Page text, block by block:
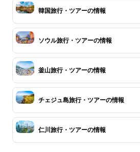
韓国旅行・ツアーの情報
ソウル旅行・ツアーの情報
釜山旅行・ツアーの情報
チェジュ島旅行・ツアーの情報
仁川旅行・ツアーの情報